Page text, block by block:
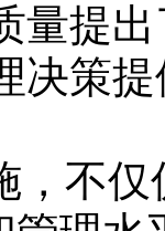
量提
决策
，不